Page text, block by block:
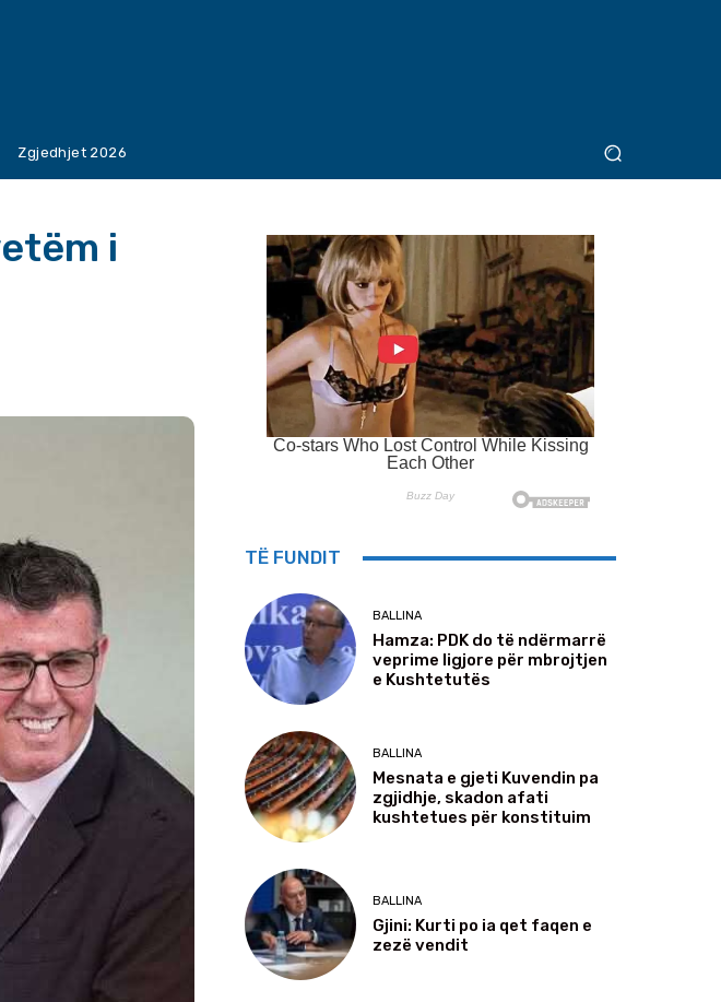
Zgjedhjet 2026
i
TË FUNDIT
BALLINA
Hamza: PDK do të ndërmarrë
veprime ligjore për mbrojtjen
e Kushtetutës
BALLINA
Mesnata e gjeti Kuvendin pa
zgjidhje, skadon afati
kushtetues për konstituim
BALLINA
Gjini: Kurti po ia qet faqen e
zezë vendit